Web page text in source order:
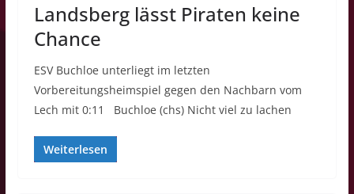
Landsberg lässt Piraten keine
Chance
ESV Buchloe unterliegt im letzten
Vorbereitungsheimspiel gegen den Nachbarn vom
Lech mit 0:11 Buchloe (chs) Nicht viel zu lachen
Weiterlesen